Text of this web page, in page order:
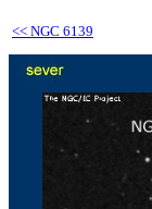
<< NGC 6139